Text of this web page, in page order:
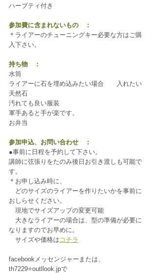
ハーブティ付き
参加費に含まれないもの　：
＊ライアーのチューニングキー必要な方はご購
入下さい。
持ち物　：
水筒
ライアーに石を埋め込みたい場合　　入れたい
天然石
汚れても良い服装
軍手あると手が楽です。
お弁当
参加申込、お問い合わせ　：
●事前に日程を予約して下さい。
講師に弦張りをたのみ後日お引き渡しも可能で
す。
＊お申し込み時に、
どのサイズのライアーを作りたいかを事前に
おしらせください。
現地でサイズアップの変更可能
大きなライアーの場合は、型の準備が必要に
なりますのでお早めに。
サイズや価格は コチラ
facebookメッセンジャーまたは、
th7229⭐️outllook.jpで